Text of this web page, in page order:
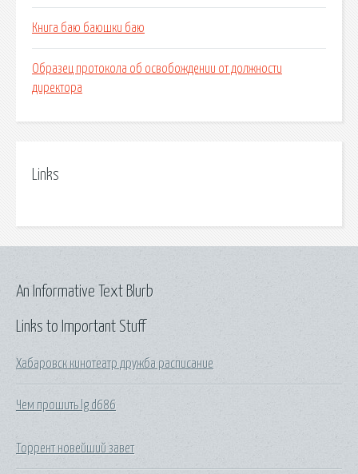
Книга баю баюшки баю
Образец протокола об освобождении от должности
директора
Links
Links to Important Stuff
Хабаровск кинотеатр дружба расписание
Чем прошить lg d686
Торрент новейший завет
An Informative Text Blurb